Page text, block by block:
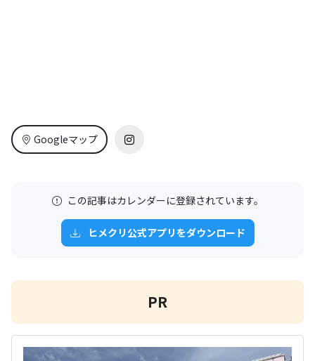
Googleマップ
この記事はカレンダーに登録されています。
ヒメクリ公式アプリをダウンロード
PR